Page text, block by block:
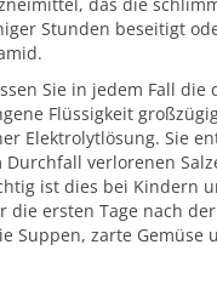
Stunden beseitigt
Sie in jedem Fall die
Flüssigkeit
Elektrolytlösung. Sie
verlorenen
ist dies bei Kindern
die ersten Tage nach
Suppen, zarte Gemüse